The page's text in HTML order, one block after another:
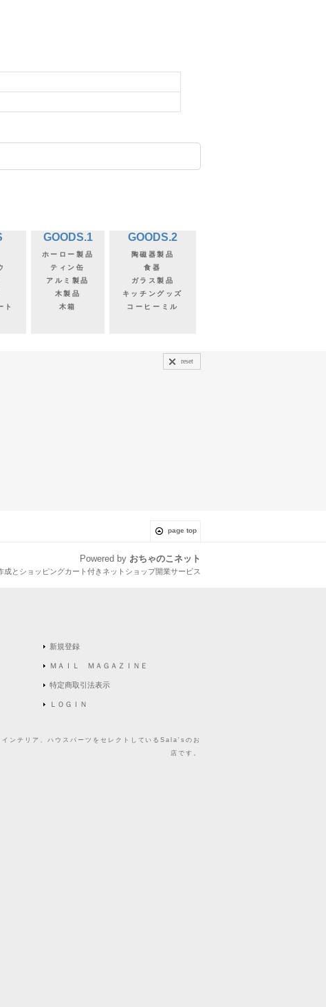
ト
GOODS.1
ホーロー製品
ティン缶
アルミ製品
木製品
木箱
GOODS.2
陶磁器製品
食器
ガラス製品
キッチングッズ
コーヒーミル
reset
page top
Powered by おちゃのこネット
成とショッピングカート付きネットショップ開業サービス
新規登録
ＭＡＩＬ ＭＡＧＡＺＩＮＥ
特定商取引法表示
ＬＯＧＩＮ
ンテリア、ハウスパーツをセレクトしているSala'sのお
店です。